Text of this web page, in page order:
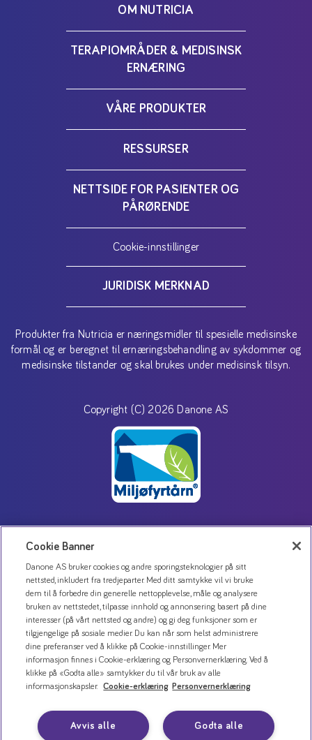
OM NUTRICIA
TERAPIOMRÅDER & MEDISINSK
ERNÆRING
VÅRE PRODUKTER
RESSURSER
NETTSIDE FOR PASIENTER OG
PÅRØRENDE
Cookie-innstillinger
JURIDISK MERKNAD
Produkter fra Nutricia er næringsmidler til spesielle medisinske
formål og er beregnet til ernæringsbehandling av sykdommer og
medisinske tilstander og skal brukes under medisinsk tilsyn.
Copyright (C) 2026 Danone AS
Personvernerklæring
Bruk av informasjonskapsler
Åpenhetsloven
Cookie Banner
Danone AS bruker cookies og andre sporingsteknologier på sitt
nettsted, inkludert fra tredjeparter. Med ditt samtykke vil vi bruke
dem til å forbedre din generelle nettopplevelse, måle og analysere
bruken av nettstedet, tilpasse innhold og annonsering basert på dine
interesser (på vårt nettsted og andre) og gi deg funksjoner som er
tilgjengelige på sosiale medier. Du kan når som helst administrere
dine preferanser ved å klikke på Cookie-innstillinger. Mer
informasjon finnes i Cookie-erklæring og Personvernerklæring. Ved å
klikke på «Godta alle» samtykker du til vår bruk av alle
informasjonskapsler.
Cookie-erklæring Personvernerklæring
Godta alle
Avvis alle